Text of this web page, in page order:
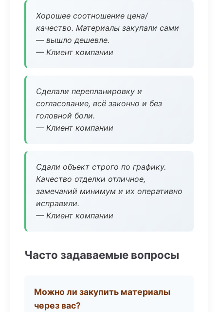
Хорошее соотношение цена/
качество. Материалы закупали сами
— вышло дешевле.
— Клиент компании
Сделали перепланировку и
согласование, всё законно и без
головной боли.
— Клиент компании
Сдали объект строго по графику.
Качество отделки отличное,
замечаний минимум и их оперативно
исправили.
— Клиент компании
Часто задаваемые вопросы
Можно ли закупить материалы
через вас?